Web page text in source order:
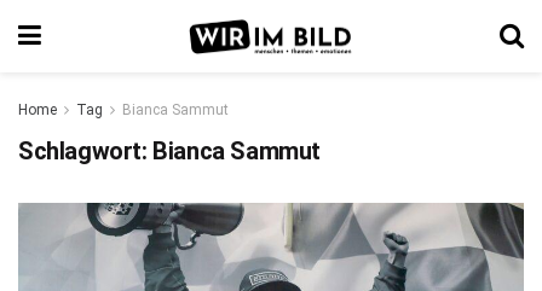
Home Tag Bianca Sammut
Schlagwort: Bianca Sammut